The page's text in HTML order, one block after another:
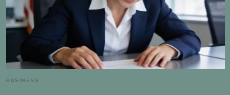
BUSINESS